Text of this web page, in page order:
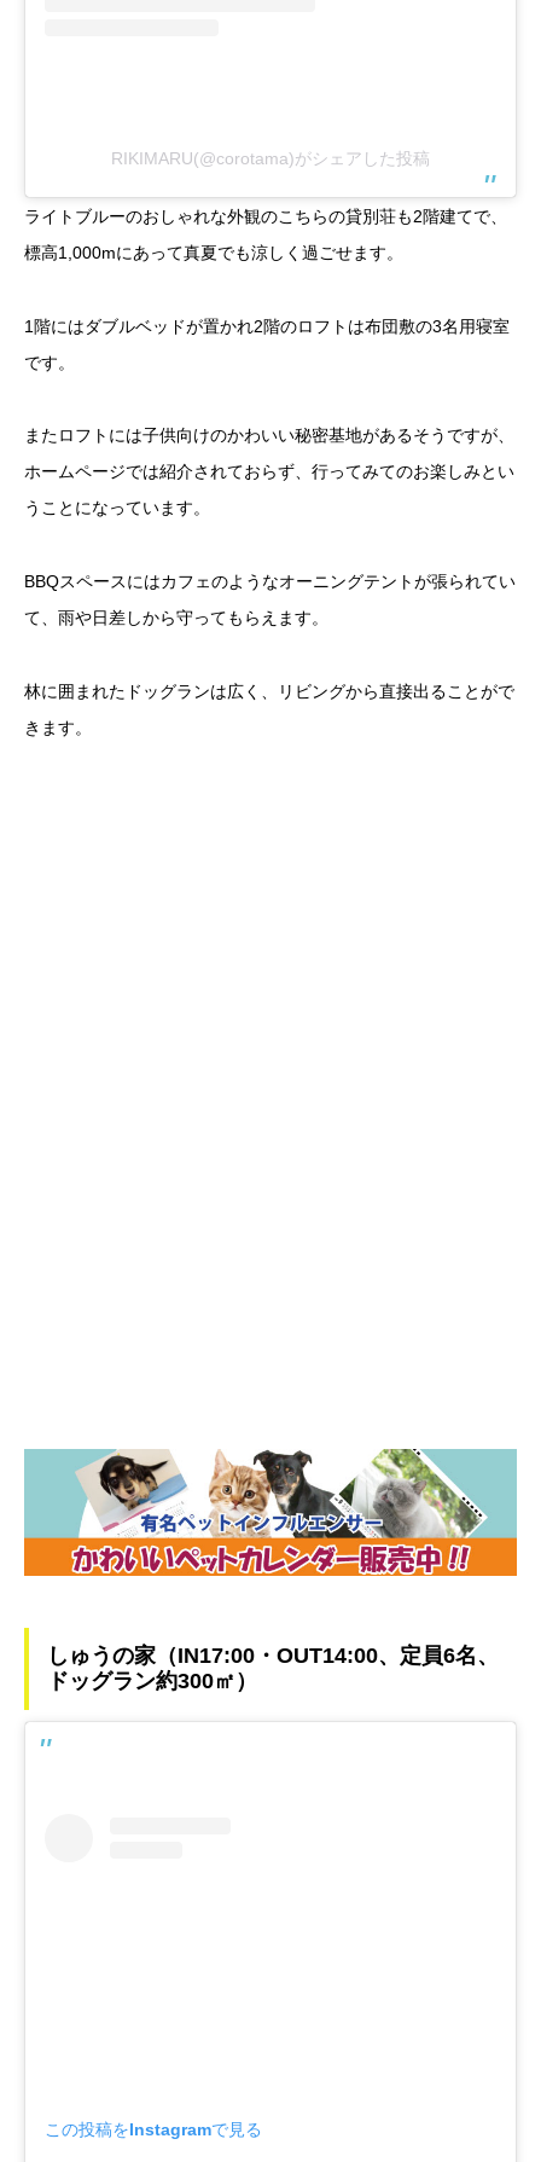
RIKIMARU(@corotama)がシェアした投稿
ライトブルーのおしゃれな外観のこちらの貸別荘も2階建てで、
標高1,000mにあって真夏でも涼しく過ごせます。
1階にはダブルベッドが置かれ2階のロフトは布団敷の3名用寝室
です。
またロフトには子供向けのかわいい秘密基地があるそうですが、
ホームページでは紹介されておらず、行ってみてのお楽しみとい
うことになっています。
BBQスペースにはカフェのようなオーニングテントが張られてい
て、雨や日差しから守ってもらえます。
林に囲まれたドッグランは広く、リビングから直接出ることがで
きます。
しゅうの家（IN17:00・OUT14:00、定員6名、
ドッグラン約300㎡）
この投稿をInstagramで見る